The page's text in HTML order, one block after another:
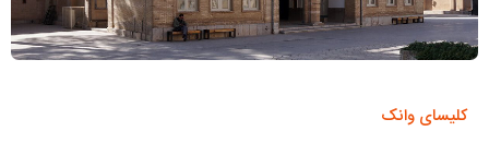
کلیسای وانک